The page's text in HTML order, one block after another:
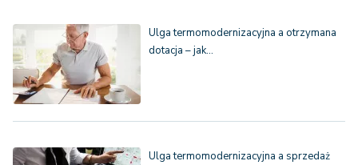
Ulga termomodernizacyjna a otrzymana
dotacja – jak…
Ulga termomodernizacyjna a sprzedaż